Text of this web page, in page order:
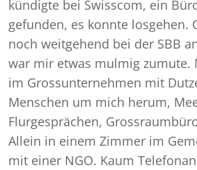
kündigte bei Swisscom, ein
gefunden, es konnte losgehen.
noch weitgehend bei der SBB
war mir etwas mulmig zumute.
im Grossunternehmen mit
Menschen um mich herum,
Flurgesprächen,
Allein in einem Zimmer im
mit einer NGO. Kaum